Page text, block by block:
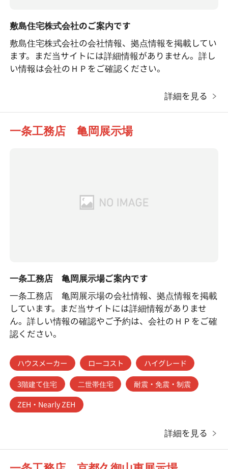
敷島住宅株式会社のご案内です
敷島住宅株式会社の会社情報、拠点情報を掲載してい
ます。まだ当サイトには詳細情報がありません。詳し
い情報は会社のＨＰをご確認ください。
詳細を見る
一条工務店 亀岡展示場
一条工務店 亀岡展示場ご案内です
一条工務店 亀岡展示場の会社情報、拠点情報を掲載
しています。まだ当サイトには詳細情報がありませ
ん。詳しい情報の確認やご予約は、会社のＨＰをご確
認ください。
ハウスメーカー ローコスト
ハイグレード
3階建て住宅
二世帯住宅
耐震・免震・制震
ZEH・Nearly ZEH
詳細を見る